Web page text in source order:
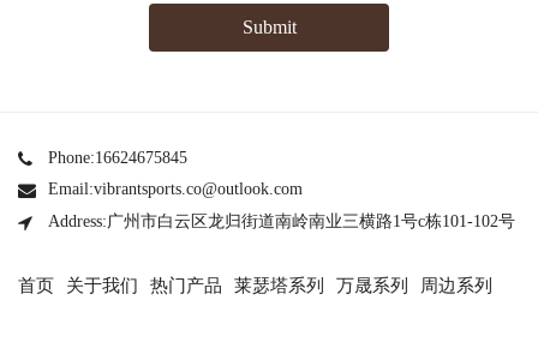
Submit
Phone:16624675845
Email:vibrantsports.co@outlook.com
Address:广州市白云区龙归街道南岭南业三横路1号c栋101-102号
首页 关于我们 热门产品 莱瑟塔系列 万晟系列 周边系列